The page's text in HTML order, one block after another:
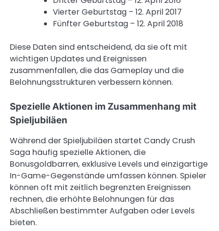
Vierter Geburtstag – 12. April 2017
Fünfter Geburtstag – 12. April 2018
Diese Daten sind entscheidend, da sie oft mit
wichtigen Updates und Ereignissen
zusammenfallen, die das Gameplay und die
Belohnungsstrukturen verbessern können.
Spezielle Aktionen im Zusammenhang mit
Spieljubiläen
Während der Spieljubiläen startet Candy Crush
Saga häufig spezielle Aktionen, die
Bonusgoldbarren, exklusive Levels und einzigartige
In-Game-Gegenstände umfassen können. Spieler
können oft mit zeitlich begrenzten Ereignissen
rechnen, die erhöhte Belohnungen für das
Abschließen bestimmter Aufgaben oder Levels
bieten.